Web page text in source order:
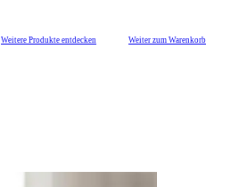
Weitere Produkte entdecken Weiter zum Warenkorb